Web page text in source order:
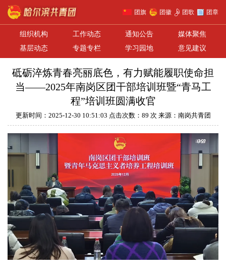
团旗 团徽 团歌 团章
组织机构 工作动态 通知公告
媒体聚焦
基层动态
专题专栏 学习园地 意见建议
砥砺淬炼青春亮丽底色，有力赋能履职使命担
当——2025年南岗区团干部培训班暨“青马工
程”培训班圆满收官
更新时间：2025-12-30 10:51:03 点击次数：89 次 来源：南岗共青团